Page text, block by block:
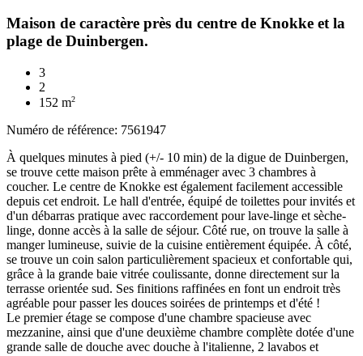
Maison de caractère près du centre de Knokke et la
plage de Duinbergen.
3
2
152 m2
Numéro de référence: 7561947
À quelques minutes à pied (+/- 10 min) de la digue de Duinbergen,
se trouve cette maison prête à emménager avec 3 chambres à
coucher. Le centre de Knokke est également facilement accessible
depuis cet endroit. Le hall d'entrée, équipé de toilettes pour invités et
d'un débarras pratique avec raccordement pour lave-linge et sèche-
linge, donne accès à la salle de séjour. Côté rue, on trouve la salle à
manger lumineuse, suivie de la cuisine entièrement équipée. À côté,
se trouve un coin salon particulièrement spacieux et confortable qui,
grâce à la grande baie vitrée coulissante, donne directement sur la
terrasse orientée sud. Ses finitions raffinées en font un endroit très
agréable pour passer les douces soirées de printemps et d'été !
Le premier étage se compose d'une chambre spacieuse avec
mezzanine, ainsi que d'une deuxième chambre complète dotée d'une
grande salle de douche avec douche à l'italienne, 2 lavabos et